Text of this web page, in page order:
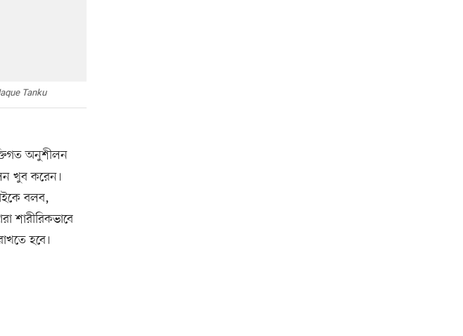
Tanku
অনুশীলন
খুব করেন।
বলব,
শারীরিকভাবে
হবে।